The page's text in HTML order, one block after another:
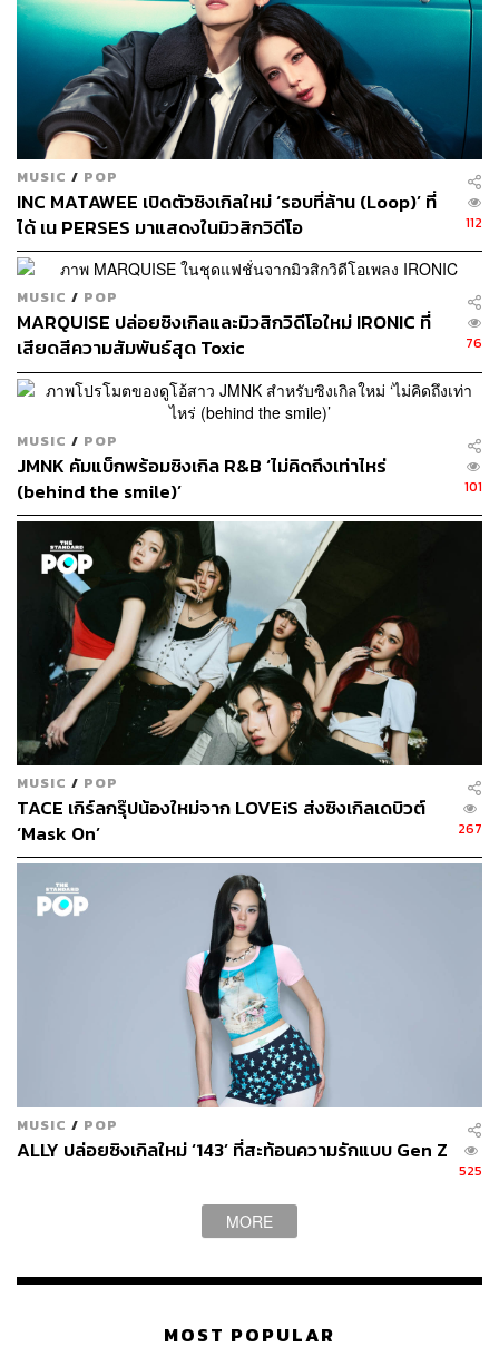
ด้านเนื้อหาของเพลง ทำหน้าที่เป็นสื่อกลางเพื่อส่งมอบคำ
ขอบคุณแก่แฟนเพลงทุกคนที่คอยติดตามและสนับสนุนทุกผล
งานของทุกศิลปินเสมอมา ซึ่งตลอดระยะเวลาร่วม 5 ปีนับ
ตั้งแต่การก่อตั้งค่าย ก็มีเรื่องราวดีๆ เกิดขึ้นมากมาย และ
กลายเป็นความทรงจำที่ไม่มีวันเลือนหาย ทั้งศิลปินและแฟน
เพลงจึงเปรียบเสมือน ‘เซฟโซน’ ของกันและกัน พวกเขาและ
เธอจึงอยากจะบอกกับแฟนเพลงว่า ทุกคนคือ OnlyFans หรือ
แฟนเพียงหนึ่งเดียวของพวกเขา
มากกกกก สนุกตั้งแต่ที่ศิลปิน YUPP! ทั้ง 9 คนมานั่งล้อมวง
แชร์ไอเดียกัน ขึ้นเพลงด้วยกัน เป็นบรรยากาศที่หนูไม่ได้
สัมผัสมานานแล้วด้วย อย่างพี่แชมป์ MAIYARAP, พี่กร
ได้ร่วมงานกับแก๊งใหม่อย่าง พี่ AINN, พี่ Flower.far, FIZZIE,
MUSIC / POP
INC MATAWEE เปิดตัวซิงเกิลใหม่ ‘รอบที่ล้าน (Loop)’ ที่
ได้ เน PERSES มาแสดงในมิวสิกวิดีโอ
112
MUSIC / POP
MARQUISE ปล่อยซิงเกิลและมิวสิกวิดีโอใหม่ IRONIC ที่
เสียดสีความสัมพันธ์สุด Toxic
76
MUSIC / POP
JMNK คัมแบ็กพร้อมซิงเกิล R&B ‘ไม่คิดถึงเท่าไหร่
(behind the smile)’
101
MUSIC / POP
TACE เกิร์ลกรุ๊ปน้องใหม่จาก LOVEiS ส่งซิงเกิลเดบิวต์
‘Mask On’
267
MUSIC / POP
ALLY ปล่อยซิงเกิลใหม่ ‘143’ ที่สะท้อนความรักแบบ Gen Z
525
MORE
MOST POPULAR